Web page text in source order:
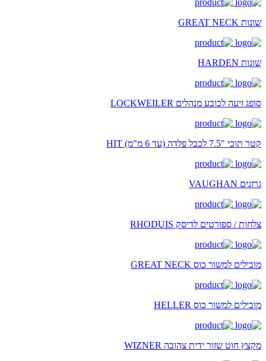
שונות GREAT NECK
שונות HARDEN
סופג זיעה לכובע מנהלים LOCKWEILER
קטר תוכי "7.5 לכבל פלדה (עד 6 מ"מ) HIT
גרזנים VAUGHAN
צלחות / ספורטים לדיסק RHODUIS
מובילים למשור כוס GREAT NECK
מובילים למשור כוס HELLER
מקצץ חוט שזור ידית צהובה WIZNER